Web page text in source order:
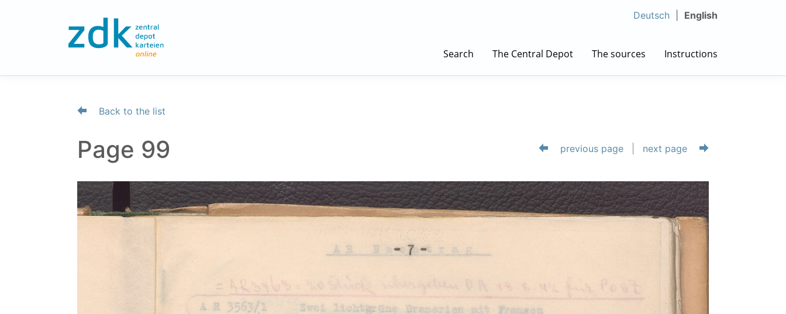
Deutsch English
Search The Central Depot The sources Instructions
Back to the list
Page 99 previous page next page